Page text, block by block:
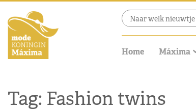
Home Máxima
Tag: Fashion twins